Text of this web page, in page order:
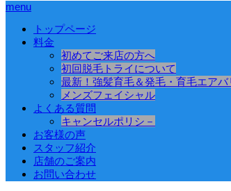
menu
トップページ
料金
初めてご来店の方へ
初回脱毛トライについて
最新！強髪育毛＆発毛・育毛エア
メンズフェイシャル
よくある質問
キャンセルポリシ－
お客様の声
スタッフ紹介
店舗のご案内
お問い合わせ